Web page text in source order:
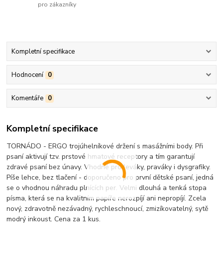
pro zákazníky
Kompletní specifikace
Hodnocení 0
Komentáře 0
Kompletní specifikace
TORNÁDO - ERGO trojúhelníkové držení s masážními body. Při
psaní aktivují tzv. prstové hmatové receptory a tím garantují
zdravé psaní bez únavy. Vhodné pro leváky, praváky i dysgrafiky.
Píše lehce, bez tlačení - doporučeno pro první dětské psaní, jedná
se o vhodnou náhradu plnících per. Velmi dlouhá a tenká stopa
písma, která se na kvalitním papíře nerozpíjí ani nepropíjí. Zcela
nový, zdravotně nezávadný, rychleschnoucí, zmizíkovatelný, sytě
modrý inkoust. Cena za 1 kus.